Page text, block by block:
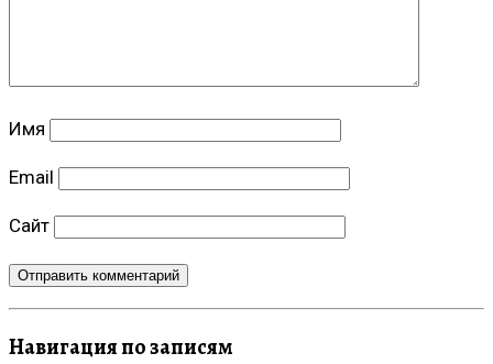
Имя
Email
Сайт
Навигация по записям